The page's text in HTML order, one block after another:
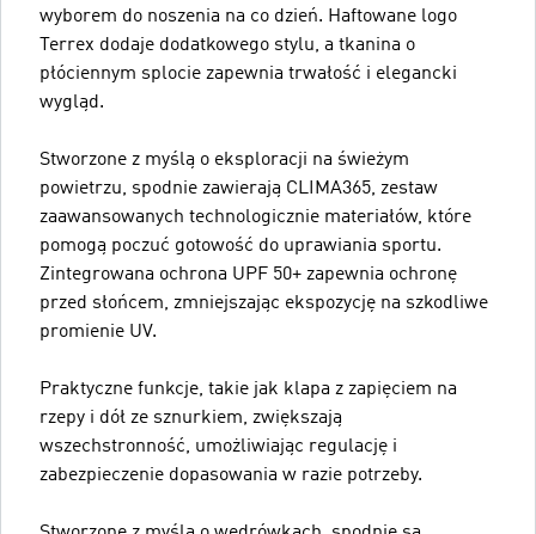
wyborem do noszenia na co dzień. Haftowane logo
Terrex dodaje dodatkowego stylu, a tkanina o
płóciennym splocie zapewnia trwałość i elegancki
wygląd.
Stworzone z myślą o eksploracji na świeżym
powietrzu, spodnie zawierają CLIMA365, zestaw
zaawansowanych technologicznie materiałów, które
pomogą poczuć gotowość do uprawiania sportu.
Zintegrowana ochrona UPF 50+ zapewnia ochronę
przed słońcem, zmniejszając ekspozycję na szkodliwe
promienie UV.
Praktyczne funkcje, takie jak klapa z zapięciem na
rzepy i dół ze sznurkiem, zwiększają
wszechstronność, umożliwiając regulację i
zabezpieczenie dopasowania w razie potrzeby.